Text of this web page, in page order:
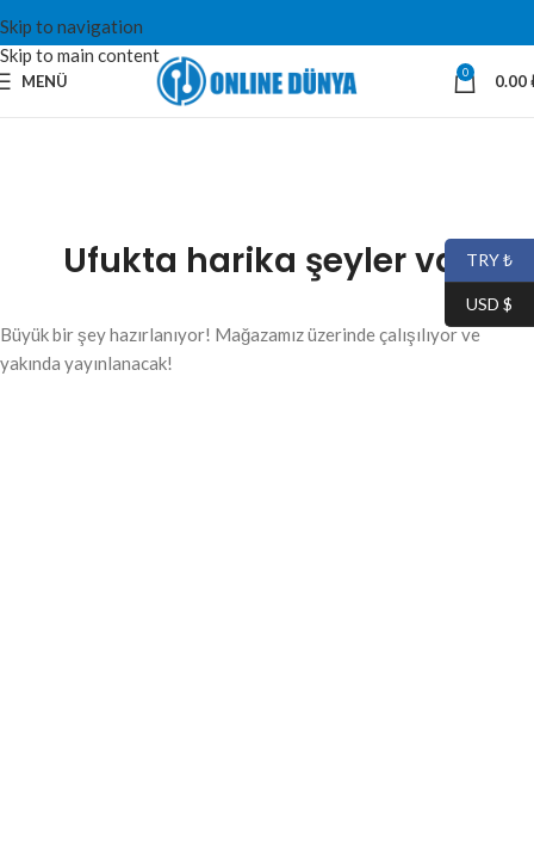
Skip to navigation
Skip to main content
MENÜ 0 0.00
Ufukta harika şeyler var
Büyük bir şey hazırlanıyor! Mağazamız üzerinde çalışılıyor ve
yakında yayınlanacak!
TRY ₺
USD $